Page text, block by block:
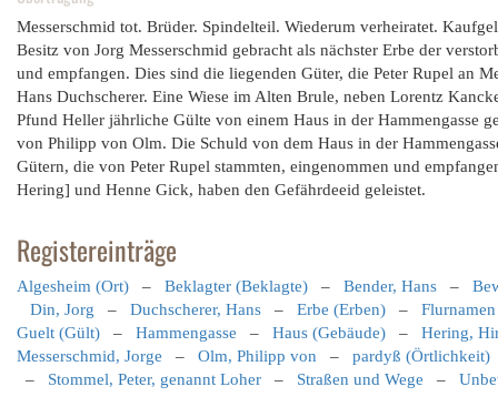
Messerschmid tot. Brüder. Spindelteil. Wiederum verheiratet.
Besitz von Jorg Messerschmid gebracht als nächster Erbe der
und empfangen. Dies sind die liegenden Güter, die Peter Rupel an
Hans Duchscherer. Eine Wiese im Alten Brule, neben Lorentz
Pfund Heller jährliche Gülte von einem Haus in der Hammengasse
von Philipp von Olm. Die Schuld von dem Haus in der
Gütern, die von Peter Rupel stammten, eingenommen und
Hering] und Henne Gick, haben den Gefährdeeid geleistet.
Registereinträge
Algesheim (Ort) – Beklagter (Beklagte) – Bender, Hans –
Din, Jorg – Duchscherer, Hans – Erbe (Erben) –
Guelt (Gült) – Hammengasse – Haus (Gebäude) – Hering,
Messerschmid, Jorge – Olm, Philipp von – pardyß (Örtlichkeit)
– Stommel, Peter, genannt Loher – Straßen und Wege –